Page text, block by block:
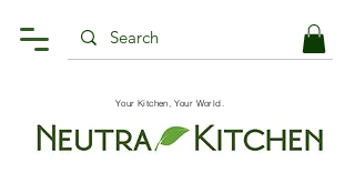
Your Kitchen, Your World.